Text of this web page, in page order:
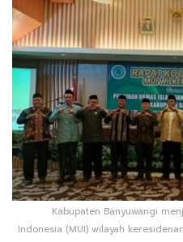
Kabupaten Banyuwangi
Indonesia (MUI) wilayah